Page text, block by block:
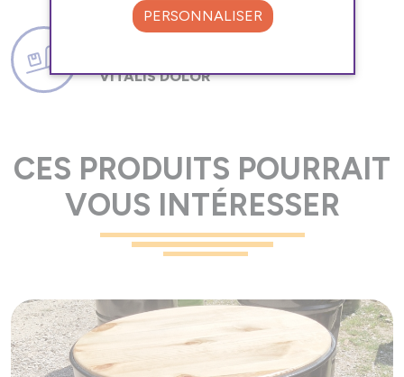
VITALIS DOLOR
CES PRODUITS POURRAIT
VOUS INTÉRESSER
PERSONNALISER